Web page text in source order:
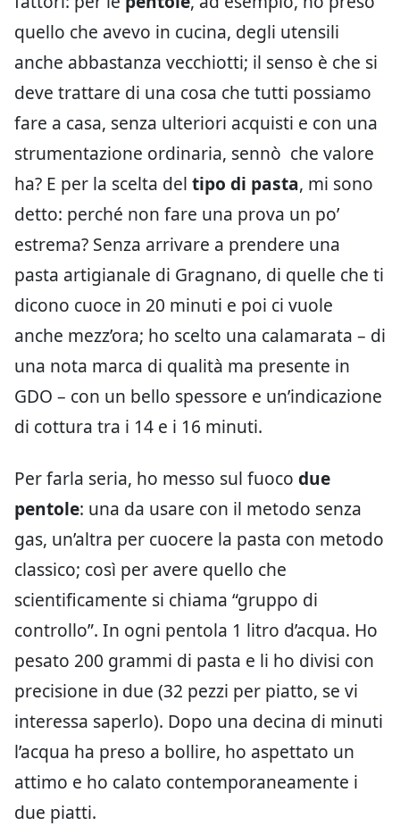
quello che avevo in cucina, degli utensili
anche abbastanza vecchiotti; il senso è che si
deve trattare di una cosa che tutti possiamo
fare a casa, senza ulteriori acquisti e con una
strumentazione ordinaria, sennò che valore
ha? E per la scelta del tipo di pasta, mi sono
detto: perché non fare una prova un po’
estrema? Senza arrivare a prendere una
pasta artigianale di Gragnano, di quelle che ti
dicono cuoce in 20 minuti e poi ci vuole
anche mezz’ora; ho scelto una calamarata – di
una nota marca di qualità ma presente in
GDO – con un bello spessore e un’indicazione
di cottura tra i 14 e i 16 minuti.
Per farla seria, ho messo sul fuoco due
pentole: una da usare con il metodo senza
gas, un’altra per cuocere la pasta con metodo
classico; così per avere quello che
scientificamente si chiama “gruppo di
controllo”. In ogni pentola 1 litro d’acqua. Ho
pesato 200 grammi di pasta e li ho divisi con
precisione in due (32 pezzi per piatto, se vi
interessa saperlo). Dopo una decina di minuti
l’acqua ha preso a bollire, ho aspettato un
attimo e ho calato contemporaneamente i
due piatti.